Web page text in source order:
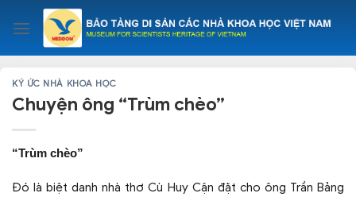
content
KÝ ỨC NHÀ KHOA HỌC
Chuyện ông “Trùm chèo”
“Trùm chèo”
Đó là biệt danh nhà thơ Cù Huy Cận đặt cho ông Trần Bảng